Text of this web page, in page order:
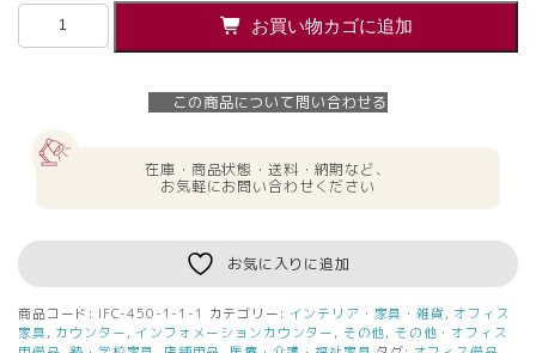
IFC-
ン
カ
ン
お買い物カゴに追加
この商品について問い合わせる
在庫・商品状態・送料・納期など、
お気軽にお問い合わせください
お気に入りに追加
商品コード: IFC-450-1-1-1 カテゴリー: インテリア・家具・雑貨 , オフィス
家具 , カウンター ,インフォメーションカウンター , その他, その他・オフィス